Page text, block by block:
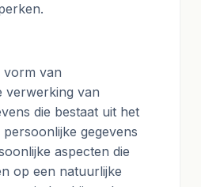
vorm van
verwerking van
die bestaat uit het
gegevens
aspecten die
op een natuurlijke